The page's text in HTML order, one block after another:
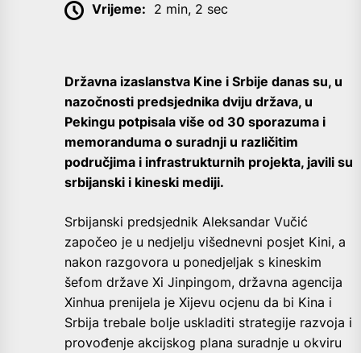
Vrijeme: 2 min, 2 sec
Državna izaslanstva Kine i Srbije danas su, u
nazočnosti predsjednika dviju država, u
Pekingu potpisala više od 30 sporazuma i
memoranduma o suradnji u različitim
područjima i infrastrukturnih projekta, javili su
srbijanski i kineski mediji.
Srbijanski predsjednik Aleksandar Vučić
započeo je u nedjelju višednevni posjet Kini, a
nakon razgovora u ponedjeljak s kineskim
šefom države Xi Jinpingom, državna agencija
Xinhua prenijela je Xijevu ocjenu da bi Kina i
Srbija trebale bolje uskladiti strategije razvoja i
provođenje akcijskog plana suradnje u okviru